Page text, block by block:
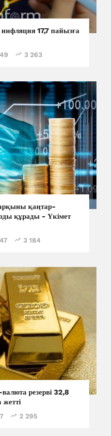
17,7 пайызға
3 263
қаңтар-
құрады - Үкімет
3 184
резерві 32,8
2 295